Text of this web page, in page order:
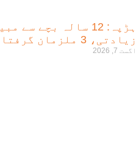
ہڑپہ: 12 سالہ بچے سے
زیادتی، 3 ملزمان گرفتار
اگست 7, 2026